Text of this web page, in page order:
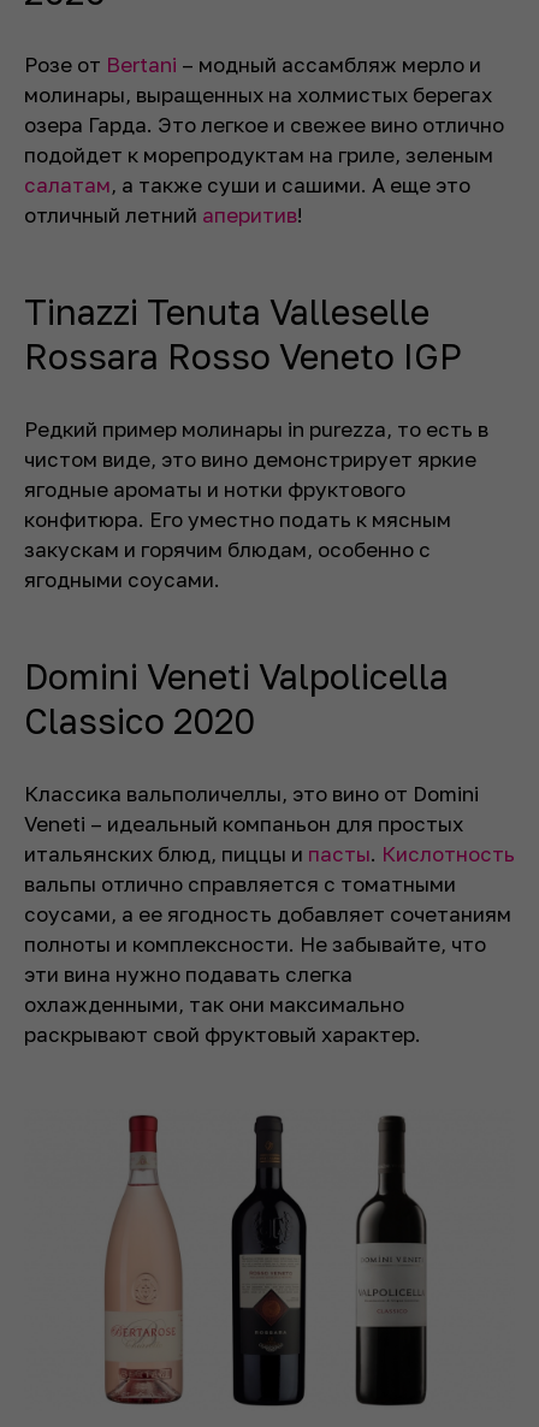
Розе от Bertani – модный ассамбляж мерло и
молинары, выращенных на холмистых берегах
озера Гарда. Это легкое и свежее вино отлично
подойдет к морепродуктам на гриле, зеленым
салатам, а также суши и сашими. А еще это
отличный летний аперитив!
Tinazzi Tenuta Valleselle
Rossara Rosso Veneto IGP
Редкий пример молинары in purezza, то есть в
чистом виде, это вино демонстрирует яркие
ягодные ароматы и нотки фруктового
конфитюра. Его уместно подать к мясным
закускам и горячим блюдам, особенно с
ягодными соусами.
Domini Veneti Valpolicella
Classico 2020
Классика вальполичеллы, это вино от Domini
Veneti – идеальный компаньон для простых
итальянских блюд, пиццы и пасты. Кислотность
вальпы отлично справляется с томатными
соусами, а ее ягодность добавляет сочетаниям
полноты и комплексности. Не забывайте, что
эти вина нужно подавать слегка
охлажденными, так они максимально
раскрывают свой фруктовый характер.